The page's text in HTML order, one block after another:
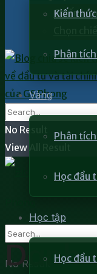
Kiến
Phân
Vàng
Phân
Học đầu
Học tập
Học đầu
Chiến
No Result
View All Result
No Result
Danh